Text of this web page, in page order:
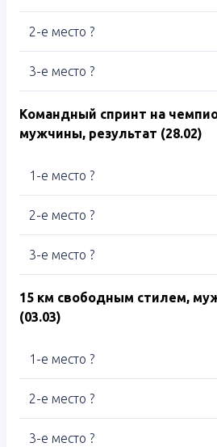
2-е место ?
3-е место ?
Командный спринт на
мужчины, результат (28.02)
1-е место ?
2-е место ?
3-е место ?
15 км свободным стилем,
(03.03)
1-е место ?
2-е место ?
3-е место ?